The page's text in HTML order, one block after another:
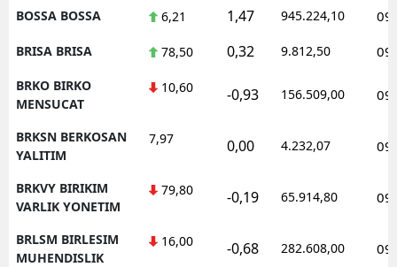
BOSSA BOSSA 6,21 1,47 945.224,10
BRISA BRISA 78,50 0,32 9.812,50
BRKO BIRKO
MENSUCAT
10,60 -0,93 156.509,00
BRKSN BERKOSAN
YALITIM
7,97 0,00 4.232,07
BRKVY BIRIKIM
VARLIK YONETIM
79,80 -0,19 65.914,80
BRLSM BIRLESIM
MUHENDISLIK
16,00 -0,68 282.608,00